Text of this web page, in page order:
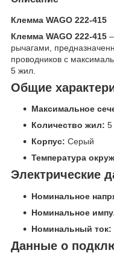
Клемма WAGO 222-415
Клемма WAGO 222-415
рычагами,
проводников с
5 жил.
Общие
Максимальное
Количество жил: 5
Корпус: Серый
Температура
Электрические
Номинальное
Номинальное
Номинальный ток:
Данные о